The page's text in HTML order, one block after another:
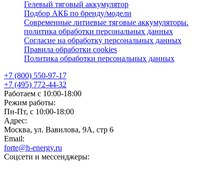
Гелевый тяговый аккумулятор
Подбор АКБ по бренду/модели
Современные литиевые тяговые аккумуляторы.
политика обработки персональных данных
Согласие на обработку персональных данных
Правила обработки cookies
Политика обработки персональных данных
+7 (800) 550-97-17
+7 (495) 772-44-32
Работаем с 10:00-18:00
Режим работы:
Пн-Пт, с 10:00-18:00
Адрес:
Москва, ул. Вавилова, 9А, стр 6
Email:
forte@h-energy.ru
Соцсети и мессенджеры: